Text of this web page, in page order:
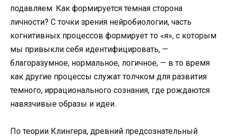
подавляем. Как формируется темная сторона
личности? С точки зрения нейробиологии, часть
когнитивных процессов формирует то «я», с которым
мы привыкли себя идентифицировать, —
благоразумное, нормальное, логичное, — в то время
как другие процессы служат толчком для развития
темного, иррационального сознания, где рождаются
навязчивые образы и идеи.
По теории Клингера, древний предсознательный